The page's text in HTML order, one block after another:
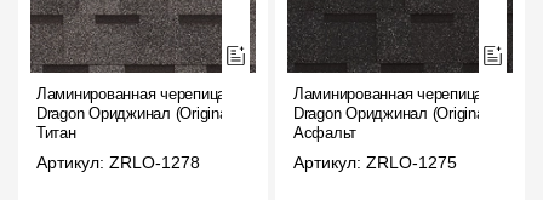
Ламинированная черепица
Dragon Ориджинал (Original),
Титан
Артикул: ZRLO-1278
Ламинированная черепица
Dragon Ориджинал (Original),
Асфальт
Артикул: ZRLO-1275